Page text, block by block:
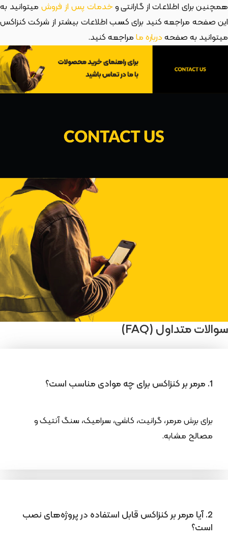
همچنین برای اطلاعات از گارانتی وخدمات پس از فروش میتوانید به
این صفحه مراجعه کنید برای کسب اطلاعات بیشتر از شرکت کنزاکس
میتوانید به صفحهدرباره مامراجعه کنید.
سوالات متداول (FAQ)
1. مرمر بر کنزاکس برای چه موادی مناسب است؟
برای برش مرمر، گرانیت، کاشی، سرامیک، سنگ آنتیک و
مصالح مشابه.
2. آیا مرمر بر کنزاکس قابل استفاده در پروژه‌های نصب
است؟